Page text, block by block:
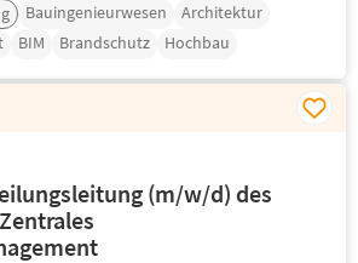
Bauingenieurwesen
Architektur
BIM Brandschutz Hochbau
(m/w/d) des